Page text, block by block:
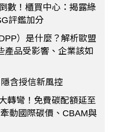
數！櫃買中心：揭露綠
評鑑加分
）是什麼？解析歐盟
產品受影響、企業該如
含授信新風控
轉彎！免費碳配額延至
動國際碳價、CBAM與